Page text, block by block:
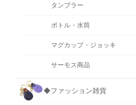
タンブラー
ボトル・水筒
マグカップ・ジョッキ
サーモス商品
◆ファッション雑貨